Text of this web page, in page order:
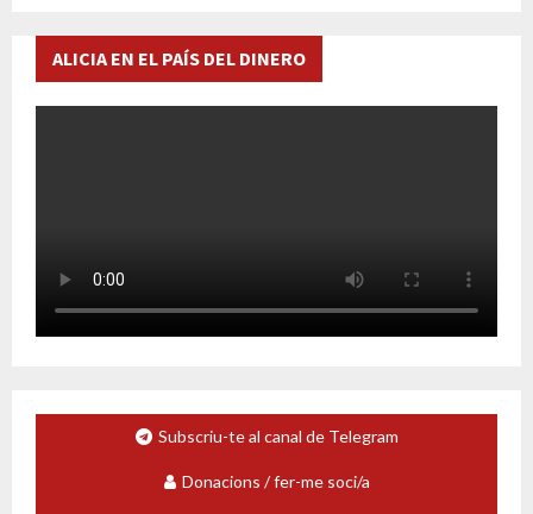
ALICIA EN EL PAÍS DEL DINERO
Subscriu-te al canal de Telegram
Donacions / fer-me soci/a